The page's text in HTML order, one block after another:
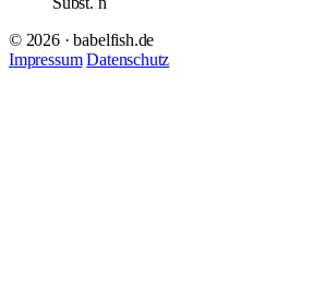
© 2026 · babelfish.de
Impressum Datenschutz